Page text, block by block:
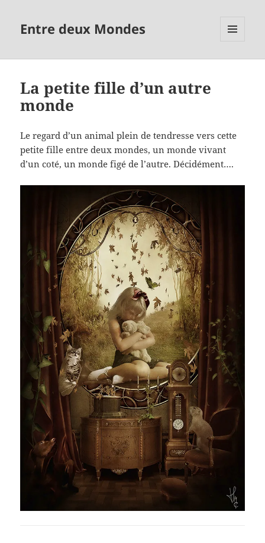
Entre deux Mondes
La petite fille d’un autre
monde
Le regard d’un animal plein de tendresse vers cette
petite fille entre deux mondes, un monde vivant
d’un coté, un monde figé de l’autre. Décidément….